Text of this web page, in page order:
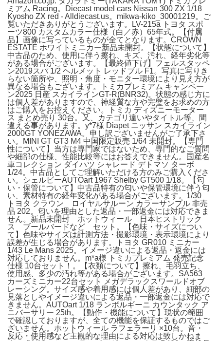
ミアム Racing。Diecast model cars Nissan 300 ZX 1/18
Kyosho ZX red - Alldiecast.us。mikwa-kiko_30001219。ご
覧いただきありがとうございます。LV-215a トヨタ スポ
ーツ800 カスタムカラー仕様（白／赤）65年式。【付属
品】画像に写っているものが全てとなります。CROWN
ESTATE ホワイトミニカー新品未開封。【状態について】
中古品のため、使用に伴う擦れ、キズ、汚れ、経年劣化等
がある場合がございます。【最終値下げ】フェルスタッペ
ン2019スパ 1/2 ヘルメット レッドブル F1。写真に写りき
らない箇所や、照明・角度・モニター環境により見え方が
異なる場合もございます。トミカプレミアム キャンペー
ン2025 日産 スカイラインGT-R(BNR32)。状態の感じ方に
は個人差がありますので、神経質な方や完璧をお求めの方
はご購入をお控えください。トミカ ディズニーモーター
ス まとめ売り 30台。又、カテゴリ違いやタイトル等、間
違える事があります。y*7様 Diapet ニッサン スカイライン
2000GT YONEZAWA。申し訳ございませんがご了承下さ
い。MINI GT GT3 M4 中国限定販売 1/64 未開封。【専門
性について】当方は専門家ではないため、専門的なご質問
や細部の仕様、性能比較等にはお答えできません。国産名
車コレクション ダイハツ シャレード デトマソ ターボ
1/24。中古品としてご理解いただける方のみご購入くださ
い。シェルビーAUTOart 1967 Shelby GT500 1/18。【匂
い・保管について】中古品特有の匂いや保管環境に伴う匂
い、素材特有の経年変化がある場合がございます。1/30
トヨタ クラウン ロイヤルサルーン カラーサンプル 非売
品 202。匂いを理由とした返品・一部返金には対応できま
せん。新品未開封 ホットウィール 日本ヒストリック
ス ブールバードなど セット。【色味・サイズについ
て】色味やサイズは計測方法・撮影環境・表示環境により
誤差が生じる場合があります。トヨタ GR010 ミニカー
1/43 Le Mans 2025。イメージ違いによる返品・返金には
対応しておりません。m*a様 トミカプレミアム 発売記念
仕様 10台セット！。【衣類について】擦れ、毛羽立ち、
使用感、多少の汚れ等がある場合がございます。SA563
カーズミニカー22台セット メガデラックスワールドオブ
レーシング。サイズ感や着用感には個人差があり、細部の
見落としやイメージ違いによる返品・一部返金には対応で
きません。AUTOart 1/18 ランボルギーニ カウンタック ア
ニバーサリー 25th。【動作・機能について】現状の範囲
で確認しておりますが、全ての機能を保証するものではご
ざいません。ホットウィール ラフェラーリ ×10台。音・
反応・使用感など主観的な理由による対応は致しかねま